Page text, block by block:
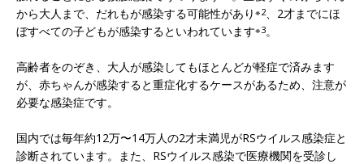
から大人まで、だれもが感染する可能性があり ※2、2才までにほ
ぼすべての子どもが感染するといわれています※3。
高齢者をのぞき、大人が感染してもほとんどが軽症で済みます
が、赤ちゃんが感染すると重症化するケースがあるため、注意が
必要な感染症です。
国内では毎年約12万〜14万人の2才未満児がRSウイルス感染症と
診断されています。また、RSウイルス感染で医療機関を受診し